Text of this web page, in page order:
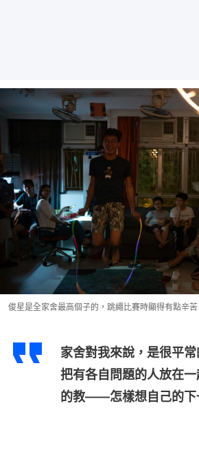
俊星是全家舍最高個子的，跳繩比賽時顯得有點辛苦
家舍對我來說，是很平常
把有各自問題的人放在
的教——怎樣想自己的下